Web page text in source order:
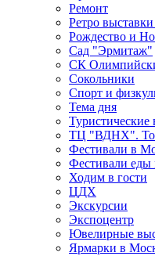
Ремонт
Ретро
Рождество и
Сад "Эрмитаж"
СК
Сокольники
Спорт и
Тема дня
ТЦ "ВДНХ".
Фестивали в
Фестивали еды
Ходим в гости
ЦДХ
Экскурсии
Экспоцентр
Ювелирные
Ярмарки в